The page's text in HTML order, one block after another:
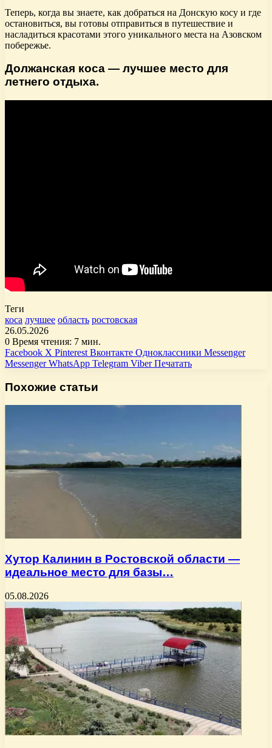
Теперь, когда вы знаете, как добраться на Донскую косу и где
остановиться, вы готовы отправиться в путешествие и
насладиться красотами этого уникального места на Азовском
побережье.
Должанская коса — лучшее место для
летнего отдыха.
Теги
коса лучшее область ростовская
26.05.2026
0 Время чтения: 7 мин.
Facebook X Pinterest Вконтакте Одноклассники Messenger
Messenger WhatsApp Telegram Viber Печатать
Похожие статьи
Хутор Калинин в Ростовской области —
идеальное место для базы…
05.08.2026